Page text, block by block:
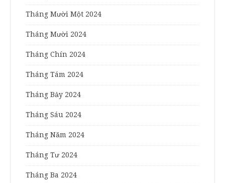
Tháng Mười Một 2024
Tháng Mười 2024
Tháng Chín 2024
Tháng Tám 2024
Tháng Bảy 2024
Tháng Sáu 2024
Tháng Năm 2024
Tháng Tư 2024
Tháng Ba 2024